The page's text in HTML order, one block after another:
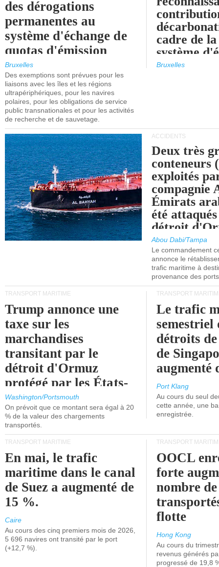
des dérogations
permanentes au
système d'échange de
quotas d'émission
maritimes de l'UE
après 2030.
Bruxelles
Des exemptions sont prévues pour les
liaisons avec les îles et les régions
ultrapériphériques, pour les navires
polaires, pour les obligations de service
public transnationales et pour les activités
de recherche et de sauvetage.
cadre de
système
quotas
Bruxelles
ACCIDENTS
Deux très
conteneurs
exploités
compagnie
Émirats
été
détroit
Abou Dabi/Tampa
Le commandement
annonce le
trafic maritime à
provenance des
TRANSPORT MARITIME
Trump annonce une
taxe sur les
marchandises
transitant par le
détroit d'Ormuz
protégé par les États-
Unis.
Washington/Portsmouth
On prévoit que ce montant sera égal à 20
% de la valeur des chargements
transportés.
TRANSPORT
Le trafic
semestriel
détroits
de
augmenté
Port Klang
Au cours du seul
cette année, une
enregistrée.
TRANSPORT MARITIME
En mai, le trafic
maritime dans le canal
de Suez a augmenté de
15 %.
Caire
Au cours des cinq premiers mois de 2026,
5 696 navires ont transité par le port
(+12,7 %).
TRANSPORT
OOCL
forte
nombre
flotte
Hong Kong
Au cours du
revenus générés
progressé de 19,8